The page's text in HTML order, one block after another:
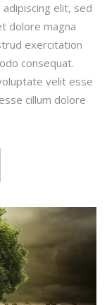
elit, sed
dolore magna
exercitation
consequat.
velit esse
cillum dolore